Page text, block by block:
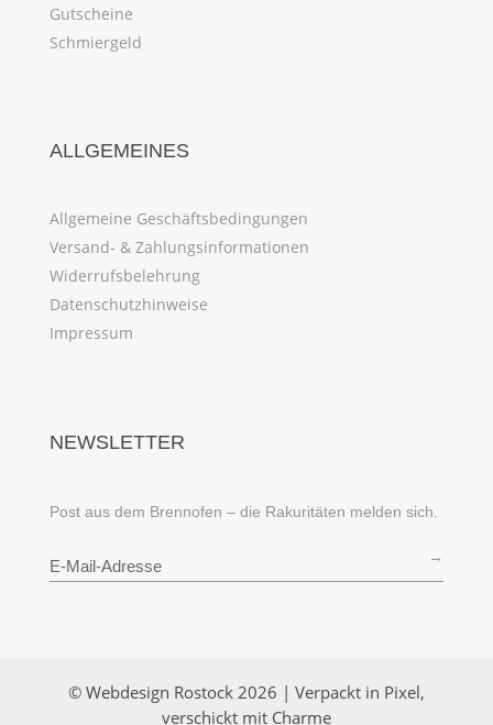
Gutscheine
Schmiergeld
ALLGEMEINES
Allgemeine Geschäftsbedingungen
Versand- & Zahlungsinformationen
Widerrufsbelehrung
Datenschutzhinweise
Impressum
NEWSLETTER
Post aus dem Brennofen – die Rakuritäten melden sich.
→
© Webdesign Rostock 2026 | Verpackt in Pixel,
verschickt mit Charme